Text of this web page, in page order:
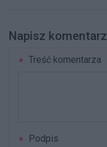
Napisz komentarz
Treść komentarza
Podpis